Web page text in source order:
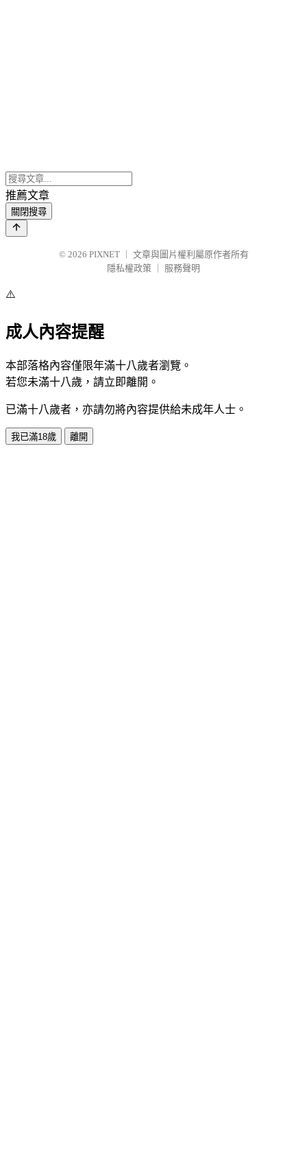
推薦文章
關閉搜尋
© 2026 PIXNET
文章與圖片權利屬原作者所有
隱私權政策
服務聲明
⚠️
成人內容提醒
本部落格內容僅限年滿十八歲者瀏覽。
若您未滿十八歲，請立即離開。
已滿十八歲者，亦請勿將內容提供給未成年人士。
我已滿18歲 離開